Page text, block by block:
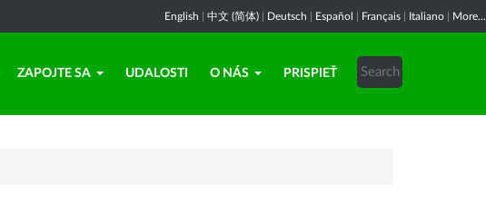
English 中文 (简体) Deutsch Español Français Italiano More...
ZAPOJTE SA UDALOSTI O NÁS PRISPIEŤ